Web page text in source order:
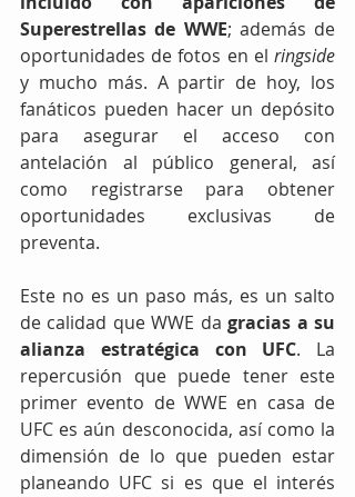
Superestrellas de WWE; además de
oportunidades de fotos en el ringside
y mucho más. A partir de hoy, los
fanáticos pueden hacer un depósito
para asegurar el acceso con
antelación al público general, así
como registrarse para obtener
oportunidades exclusivas de
preventa.
Este no es un paso más, es un salto
de calidad que WWE da gracias a su
alianza estratégica con UFC. La
repercusión que puede tener este
primer evento de WWE en casa de
UFC es aún desconocida, así como la
dimensión de lo que pueden estar
planeando UFC si es que el interés